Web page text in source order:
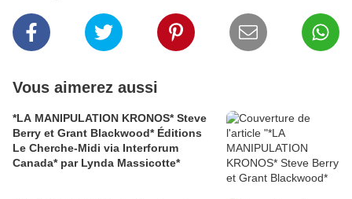
Vous aimerez aussi
*LA MANIPULATION KRONOS* Steve
Berry et Grant Blackwood* Éditions
Le Cherche-Midi via Interforum
Canada* par Lynda Massicotte*